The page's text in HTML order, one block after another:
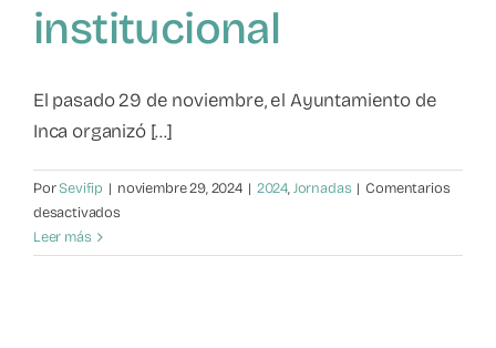
institucional
El pasado 29 de noviembre, el Ayuntamiento de
Inca organizó [...]
PorSevifip | noviembre 29, 2024 | 2024,Jornadas | Comentarios
desactivadosen
sobre
Leer más